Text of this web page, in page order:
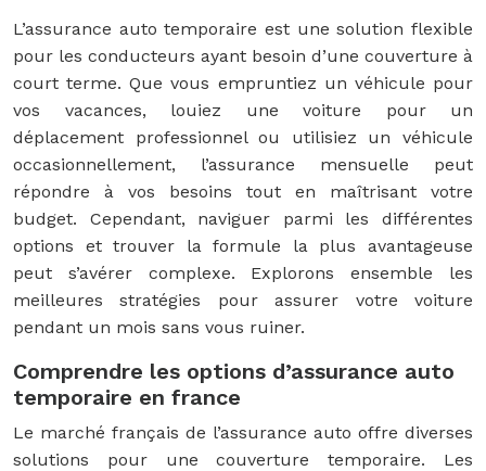
L’assurance auto temporaire est une solution flexible
pour les conducteurs ayant besoin d’une couverture à
court terme. Que vous empruntiez un véhicule pour
vos vacances, louiez une voiture pour un
déplacement professionnel ou utilisiez un véhicule
occasionnellement, l’assurance mensuelle peut
répondre à vos besoins tout en maîtrisant votre
budget. Cependant, naviguer parmi les différentes
options et trouver la formule la plus avantageuse
peut s’avérer complexe. Explorons ensemble les
meilleures stratégies pour assurer votre voiture
pendant un mois sans vous ruiner.
Comprendre les options d’assurance auto
temporaire en france
Le marché français de l’assurance auto offre diverses
solutions pour une couverture temporaire. Les